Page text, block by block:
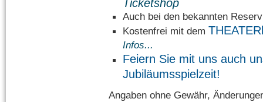
Ticketshop
Auch bei den bekannten
Kostenfrei mit dem
Infos...
Feiern Sie mit uns auch
Jubiläumsspielzeit!
Angaben ohne Gewähr,